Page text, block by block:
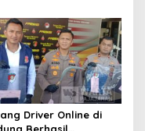
Driver Online di